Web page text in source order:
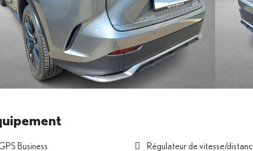
Business
Régulateur de vitesse/